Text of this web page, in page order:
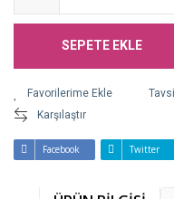
SEPETE EKLE
Karşılaştır
Facebook Twitter